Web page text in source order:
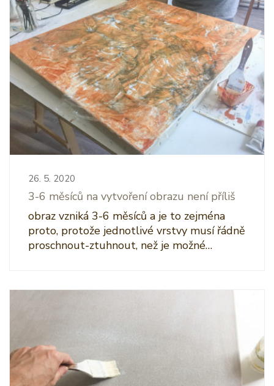
26. 5. 2020
3-6 měsíců na vytvoření obrazu není příliš
obraz vzniká 3-6 měsíců a je to zejména
proto, protože jednotlivé vrstvy musí řádně
proschnout-ztuhnout, než je možné…